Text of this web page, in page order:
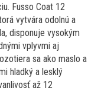
Fusso Coat 12
vytvára odolnú a
disponuje vysokým
vplyvmi aj
sa ako maslo a
hladký a lesklý
až 12